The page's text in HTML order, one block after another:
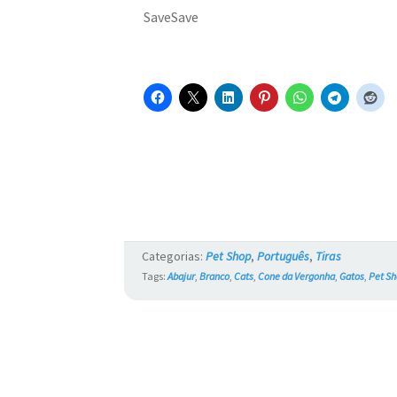
SaveSave
Categorias:Pet Shop,Português, Tiras
Tags:Abajur,Branco,Cats,Cone da Vergonha,Gatos,Pet